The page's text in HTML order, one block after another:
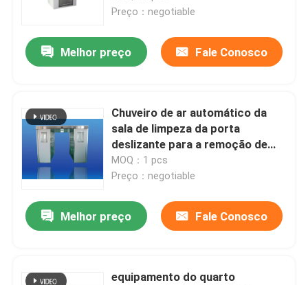
Preço：negotiable
Melhor preço Fale Conosco
Chuveiro de ar automático da
sala de limpeza da porta
deslizante para a remoção de
poeira da pessoa/carga
MOQ：1 pcs
Preço：negotiable
Melhor preço Fale Conosco
equipamento do quarto